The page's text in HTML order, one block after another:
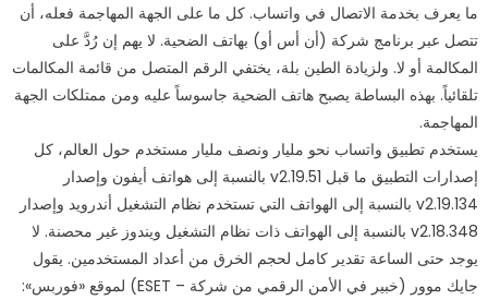
ما يعرف بخدمة الاتصال في واتساب. كل ما على الجهة المهاجمة فعله، أن
تتصل عبر برنامج شركة (أن أس أو) بهاتف الضحية. لا يهم إن رُدَّ على
المكالمة أو لا. ولزيادة الطين بلة، يختفي الرقم المتصل من قائمة المكالمات
تلقائياً. بهذه البساطة يصبح هاتف الضحية جاسوساً عليه ومن ممتلكات الجهة
المهاجمة.
يستخدم تطبيق واتساب نحو مليار ونصف مليار مستخدم حول العالم، كل
إصدارات التطبيق ما قبل v2.19.51 بالنسبة إلى هواتف أيفون وإصدار
v2.19.134 بالنسبة إلى الهواتف التي تستخدم نظام التشغيل أندرويد وإصدار
v2.18.348 بالنسبة إلى الهواتف ذات نظام التشغيل ويندوز غير محصنة. لا
يوجد حتى الساعة تقدير كامل لحجم الخرق من أعداد المستخدمين. يقول
جايك موور (خبير في الأمن الرقمي من شركة – ESET) لموقع «فوربس»: